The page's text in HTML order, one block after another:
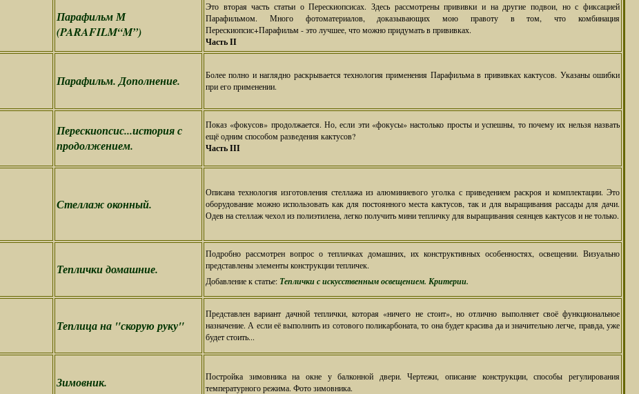
Парафильм М
(PARAFILM“M”)
Это вторая часть статьи о Перескиопсисах. Здесь рассмотрены прививки и на другие подвои, но с фиксацией
Парафильмом. Много фотоматериалов, доказывающих мою правоту в том, что комбинация
Перескиопсис+Парафильм - это лучшее, что можно придумать в прививках.
Часть II
Парафильм. Дополнение.
Более полно и наглядно раскрывается технология применения Парафильма в прививках кактусов. Указаны ошибки
при его применении.
Перескиопсис...история с
продолжением.
Показ «фокусов» продолжается. Но, если эти «фокусы» настолько просты и успешны, то почему их нельзя назвать
ещё одним способом разведения кактусов?
Часть III
Стеллаж оконный.
Описана технология изготовления стеллажа из алюминиевого уголка с приведением раскроя и комплектации. Это
оборудование можно использовать как для постоянного места кактусов, так и для выращивания рассады для дачи.
Одев на стеллаж чехол из полиэтилена, легко получить мини тепличку для выращивания сеянцев кактусов и не только.
Теплички домашние.
Подробно рассмотрен вопрос о тепличках домашних, их конструктивных особенностях, освещении. Визуально
представлены элементы конструкции тепличек.
Добавление к статье: Теплички с искусственным освещением. Критерии.
Теплица на "скорую руку"
Представлен вариант дачной теплички, которая «ничего не стоит», но отлично выполняет своё функциональное
назначение. А если её выполнить из сотового поликарбоната, то она будет красива да и значительно легче, правда, уже
будет стоить...
Зимовник.
Постройка зимовника на окне у балконной двери. Чертежи, описание конструкции, способы регулирования
температурного режима. Фото зимовника.